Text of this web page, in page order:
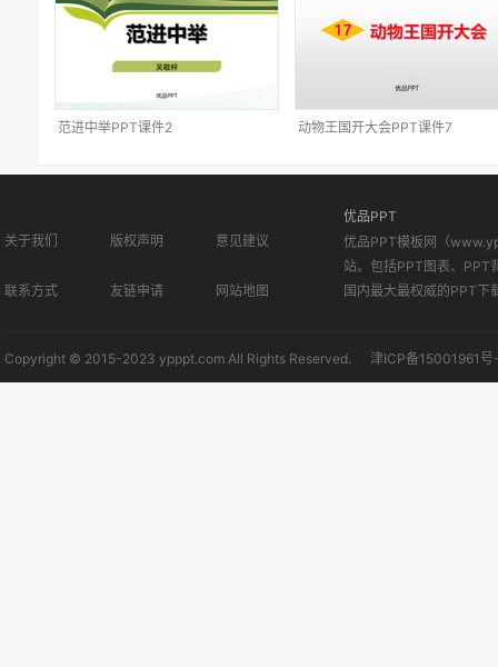
范进中举PPT课件2 动物王国开大会PPT课件7
关于我们 版权声明 意见建议
联系方式 友链申请 网站地图
优品PPT
优品PPT模板网（
站。包括PPT图表、PPT
国内最大最权威的PPT下
Copyright © 2015-2023 ypppt.com All Rights Reserved. 津ICP备15001961号